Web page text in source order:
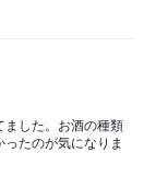
した。お酒の種類
たのが気になりま